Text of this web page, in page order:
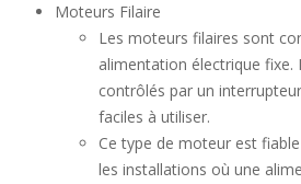
Moteurs Filaire
Les moteurs filaires sont
alimentation électrique fixe.
contrôlés par un
faciles à utiliser.
Ce type de moteur est
les installations où une